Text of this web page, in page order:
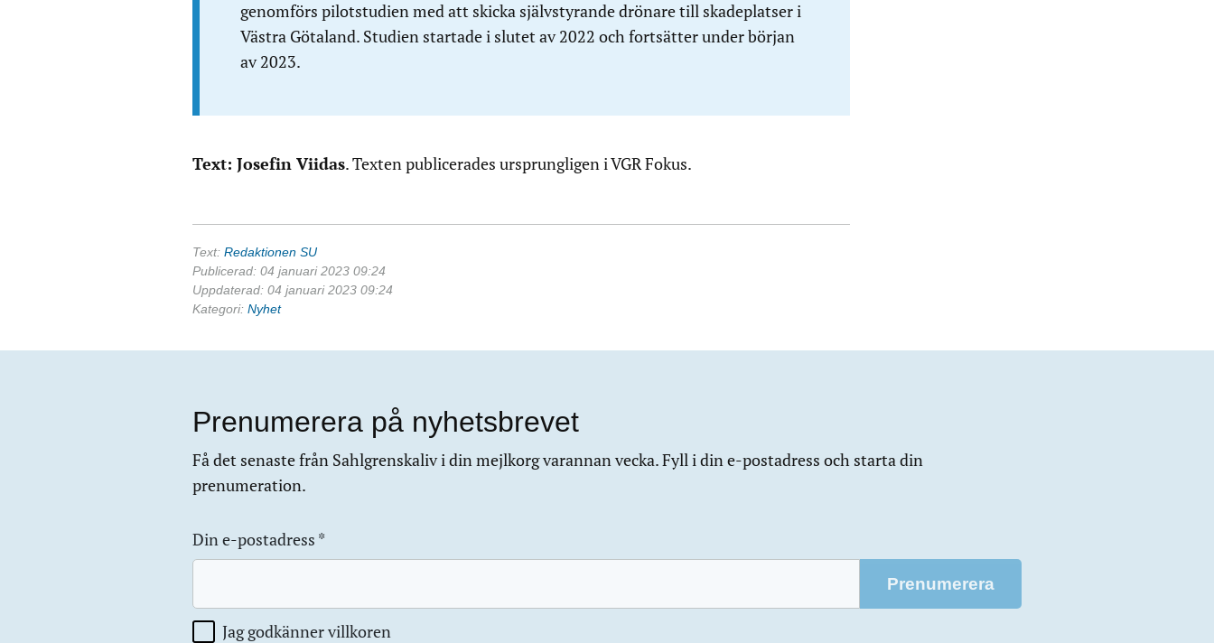
genomförs pilotstudien med att skicka självstyrande drönare till skadeplatser i
Västra Götaland. Studien startade i slutet av 2022 och fortsätter under början
av 2023.
Text: Josefin Viidas. Texten publicerades ursprungligen i VGR Fokus.
Text: Redaktionen SU
Publicerad: 04 januari 2023 09:24
Uppdaterad: 04 januari 2023 09:24
Kategori: Nyhet
Prenumerera på nyhetsbrevet
Få det senaste från Sahlgrenskaliv i din mejlkorg varannan vecka. Fyll i din e-postadress och starta din
prenumeration.
Din e-postadress *
Jag godkänner villkoren